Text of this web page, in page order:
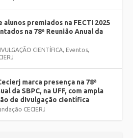
alunos premiados na FECTI 2025
na 78ª Reunião Anual da
CIENTÍFICA, Eventos,
marca presença na 78ª
da SBPC, na UFF, com ampla
de divulgação científica
CECIERJ